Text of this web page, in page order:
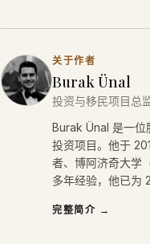
关于作者
Burak Ünal
投资与移民项目总
Burak Ünal 是一位
投资项目。他于
者、博阿济奇大学
多年经验，他已为
完整简介 →